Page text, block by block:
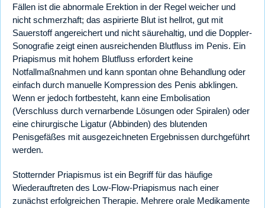
Fällen ist die abnormale Erektion in der Regel weicher und
nicht schmerzhaft; das aspirierte Blut ist hellrot, gut mit
Sauerstoff angereichert und nicht säurehaltig, und die Doppler-
Sonografie zeigt einen ausreichenden Blutfluss im Penis. Ein
Priapismus mit hohem Blutfluss erfordert keine
Notfallmaßnahmen und kann spontan ohne Behandlung oder
einfach durch manuelle Kompression des Penis abklingen.
Wenn er jedoch fortbesteht, kann eine Embolisation
(Verschluss durch vernarbende Lösungen oder Spiralen) oder
eine chirurgische Ligatur (Abbinden) des blutenden
Penisgefäßes mit ausgezeichneten Ergebnissen durchgeführt
werden.
Stotternder Priapismus ist ein Begriff für das häufige
Wiederauftreten des Low-Flow-Priapismus nach einer
zunächst erfolgreichen Therapie. Mehrere orale Medikamente